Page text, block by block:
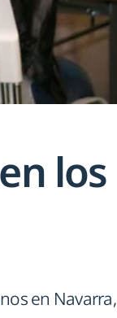
los
en Navarra,